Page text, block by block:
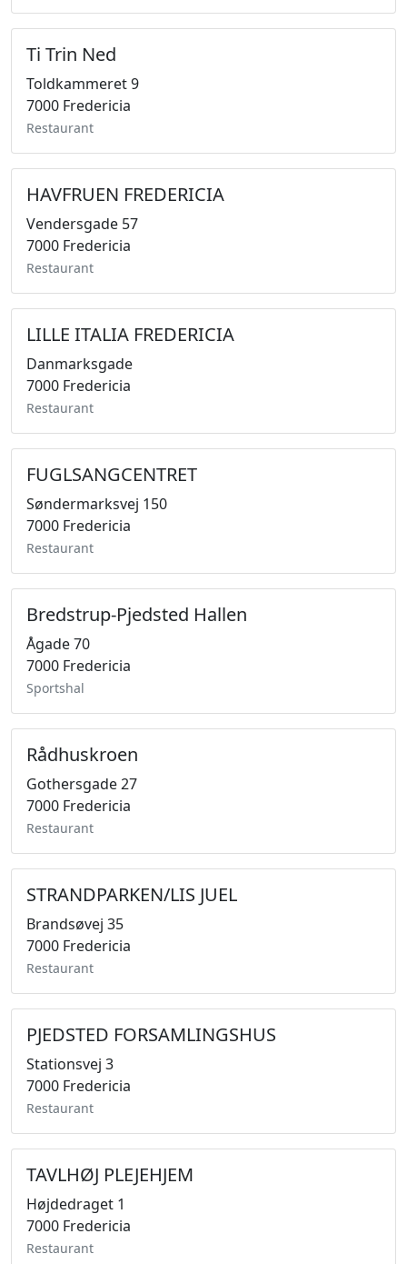
Ti Trin Ned
Toldkammeret 9
7000 Fredericia
Restaurant
HAVFRUEN FREDERICIA
Vendersgade 57
7000 Fredericia
Restaurant
LILLE ITALIA FREDERICIA
Danmarksgade
7000 Fredericia
Restaurant
FUGLSANGCENTRET
Søndermarksvej 150
7000 Fredericia
Restaurant
Bredstrup-Pjedsted Hallen
Ågade 70
7000 Fredericia
Sportshal
Rådhuskroen
Gothersgade 27
7000 Fredericia
Restaurant
STRANDPARKEN/LIS JUEL
Brandsøvej 35
7000 Fredericia
Restaurant
PJEDSTED FORSAMLINGSHUS
Stationsvej 3
7000 Fredericia
Restaurant
TAVLHØJ PLEJEHJEM
Højdedraget 1
7000 Fredericia
Restaurant